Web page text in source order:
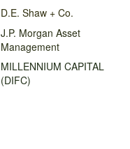
D.E. Shaw + Co.
J.P. Morgan Asset
Management
MILLENNIUM CAPITAL
(DIFC)